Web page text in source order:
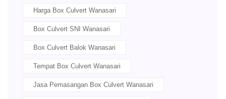
Harga Box Culvert Wanasari
Box Culvert SNI Wanasari
Box Culvert Balok Wanasari
Tempat Box Culvert Wanasari
Jasa Pemasangan Box Culvert Wanasari